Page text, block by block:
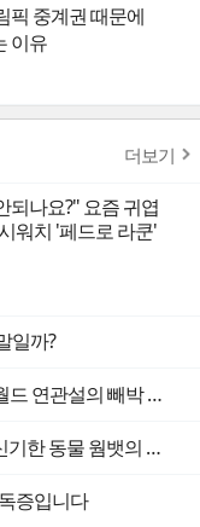
픽 중계권 때문에
이유
더보기
되나요?" 요즘 귀엽
워치 '페드로 라쿤'
일까?
[이슈점검] 뉴진스 OMG 뮤비는 정말 단월드 연관설의 빼박 증거일까
[훗] "이게 똥이라고?" 사각형 똥을 누는 신기한 동물 웜뱃의 비밀
증입니다